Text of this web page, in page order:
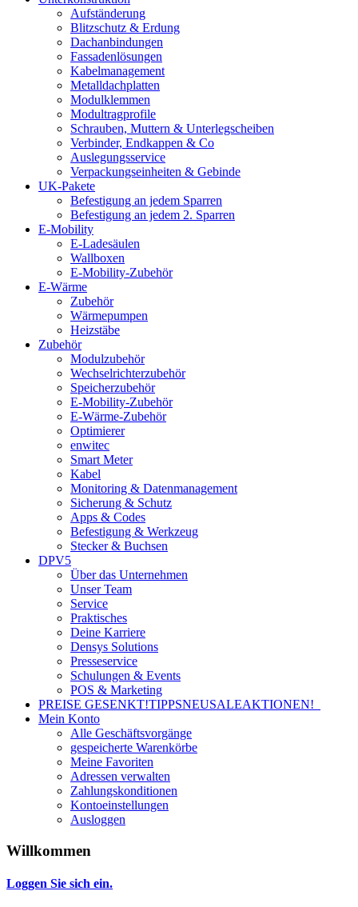
Aufständerung
Blitzschutz & Erdung
Dachanbindungen
Fassadenlösungen
Kabelmanagement
Metalldachplatten
Modulklemmen
Modultragprofile
Schrauben, Muttern & Unterlegscheiben
Verbinder, Endkappen & Co
Auslegungsservice
Verpackungseinheiten & Gebinde
UK-Pakete
Befestigung an jedem Sparren
Befestigung an jedem 2. Sparren
E-Mobility
E-Ladesäulen
Wallboxen
E-Mobility-Zubehör
E-Wärme
Zubehör
Wärmepumpen
Heizstäbe
Zubehör
Modulzubehör
Wechselrichterzubehör
Speicherzubehör
E-Mobility-Zubehör
E-Wärme-Zubehör
Optimierer
enwitec
Smart Meter
Kabel
Monitoring & Datenmanagement
Sicherung & Schutz
Apps & Codes
Befestigung & Werkzeug
Stecker & Buchsen
DPV5
Über das Unternehmen
Unser Team
Service
Praktisches
Deine Karriere
Densys Solutions
Presseservice
Schulungen & Events
POS & Marketing
PREISE GESENKT!TIPPSNEUSALEAKTIONEN!
Mein Konto
Alle Geschäftsvorgänge
gespeicherte Warenkörbe
Meine Favoriten
Adressen verwalten
Zahlungskonditionen
Kontoeinstellungen
Ausloggen
Willkommen
Loggen Sie sich ein.